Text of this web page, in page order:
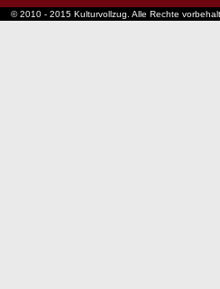
© 2010 - 2015 Kulturvollzug. Alle Rechte